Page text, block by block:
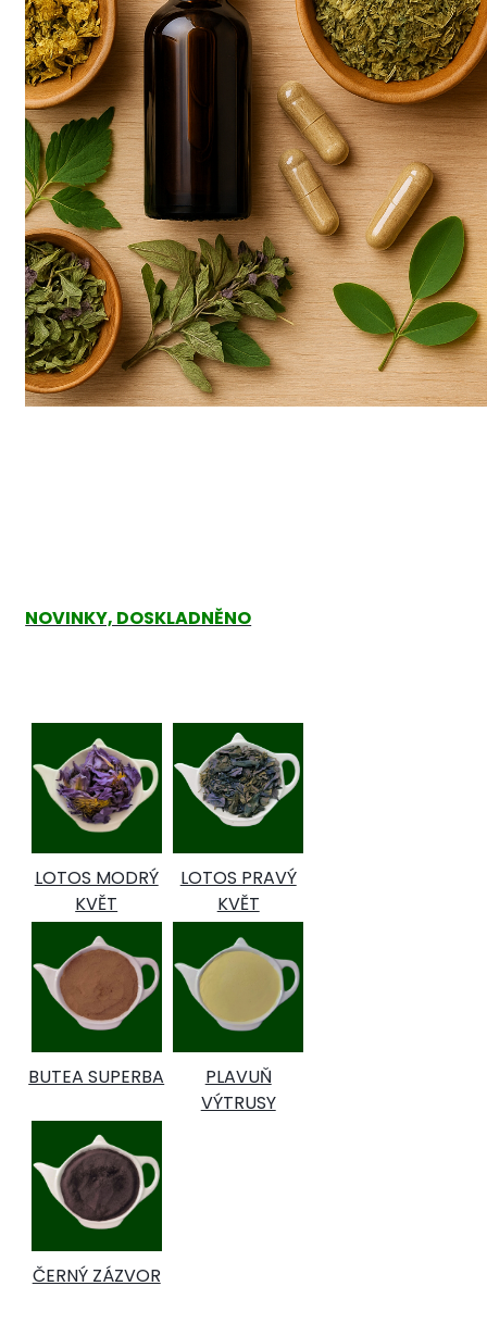
NOVINKY, DOSKLADNĚNO
LOTOS MODRÝ
KVĚT
LOTOS PRAVÝ
KVĚT
BUTEA SUPERBA
PLAVUŇ
VÝTRUSY
ČERNÝ ZÁZVOR